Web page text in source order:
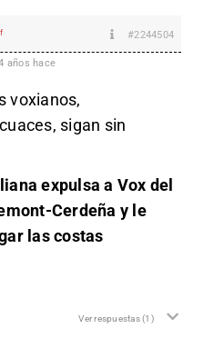
#2244504
años hace
voxianos,
sigan sin
expulsa a Vox del
Cerdeña y le
las costas
Ver respuestas(1)